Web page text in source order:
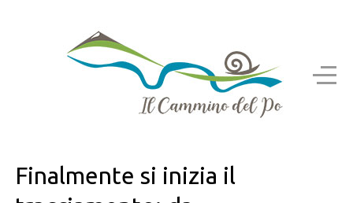
Finalmente si inizia il